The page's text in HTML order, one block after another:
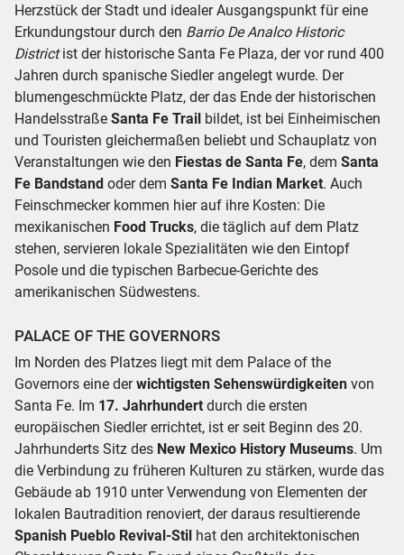
Herzstück der Stadt und idealer Ausgangspunkt für eine
Erkundungstour durch den Barrio De Analco Historic
Districtist der historische Santa Fe Plaza, der vor rund 400
Jahren durch spanische Siedler angelegt wurde. Der
blumengeschmückte Platz, der das Ende der historischen
Handelsstraße Santa Fe Trail bildet, ist bei Einheimischen
und Touristen gleichermaßen beliebt und Schauplatz von
Veranstaltungen wie den Fiestas de Santa Fe, dem Santa
Fe Bandstand oder dem Santa Fe Indian Market. Auch
Feinschmecker kommen hier auf ihre Kosten: Die
mexikanischen Food Trucks, die täglich auf dem Platz
stehen, servieren lokale Spezialitäten wie den Eintopf
Posole und die typischen Barbecue-Gerichte des
amerikanischen Südwestens.
PALACE OF THE GOVERNORS
Im Norden des Platzes liegt mit dem Palace of the
Governors eine derwichtigsten Sehenswürdigkeiten von
Santa Fe. Im 17. Jahrhundert durch die ersten
europäischen Siedler errichtet, ist er seit Beginn des 20.
Jahrhunderts Sitz des New Mexico History Museums. Um
die Verbindung zu früheren Kulturen zu stärken, wurde das
Gebäude ab 1910 unter Verwendung von Elementen der
lokalen Bautradition renoviert, der daraus resultierende
Spanish Pueblo Revival-Stil hat den architektonischen